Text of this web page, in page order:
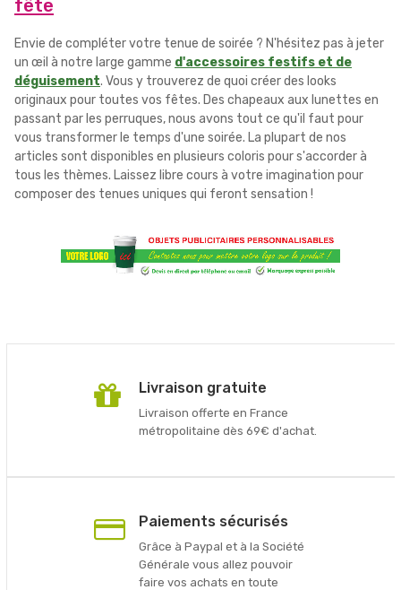
fête
Envie de compléter votre tenue de soirée ? N'hésitez pas à jeter
un œil à notre large gamme d'accessoires festifs et de
déguisement. Vous y trouverez de quoi créer des looks
originaux pour toutes vos fêtes. Des chapeaux aux lunettes en
passant par les perruques, nous avons tout ce qu'il faut pour
vous transformer le temps d'une soirée. La plupart de nos
articles sont disponibles en plusieurs coloris pour s'accorder à
tous les thèmes. Laissez libre cours à votre imagination pour
composer des tenues uniques qui feront sensation !
Livraison gratuite
Livraison offerte en France
métropolitaine dès 69€ d'achat.
Paiements sécurisés
Grâce à Paypal et à la Société
Générale vous allez pouvoir
faire vos achats en toute